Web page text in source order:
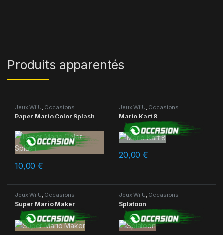
Produits apparentés
Jeux WiiU, Occasions
Paper Mario Color Splash
10,00€
Jeux WiiU, Occasions
Mario Kart 8
20,00€
Jeux WiiU, Occasions
Super Mario Maker
Jeux WiiU, Occasions
Splatoon